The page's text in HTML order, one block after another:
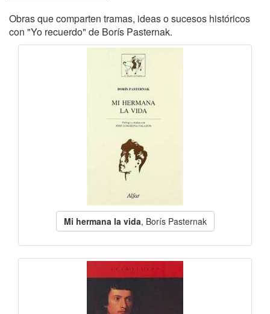
Obras que comparten tramas, ideas o sucesos históricos
con "Yo recuerdo" de Borís Pasternak.
Mi hermana la vida, Borís Pasternak